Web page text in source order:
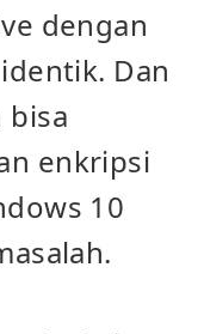
dengan
Dan
bisa
enkripsi
10